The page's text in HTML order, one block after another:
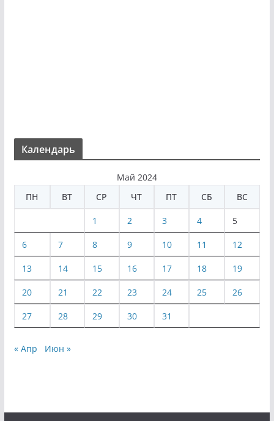
Календарь
Май 2024
ПН
ВТ СР ЧТ ПТ СБ ВС
1 2 3 4 5
6 7 8 9 10 11 12
13 14 15 16 17 18 19
20 21 22 23 24 25 26
27 28 29 30 31
« Апр Июн »